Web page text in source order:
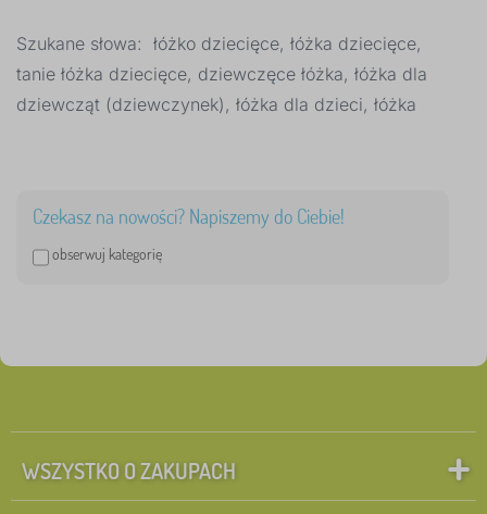
Szukane słowa: łóżko dziecięce, łóżka dziecięce,
tanie łóżka dziecięce, dziewczęce łóżka, łóżka dla
dziewcząt (dziewczynek), łóżka dla dzieci, łóżka
Czekasz na nowości? Napiszemy do Ciebie!
obserwuj kategorię
WSZYSTKO O ZAKUPACH